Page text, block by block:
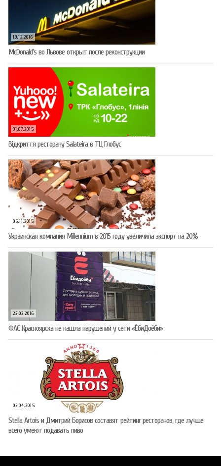
19.12.2016
McDonald’s во Львове открыт после реконструкции
01.07.2015
Відкриття ресторану Salateirа в ТЦ Глобус
05.11.2015
Украинская компания Millennium в 2015 году увеличила экспорт на 20%
22.02.2016
ФАС Красноярска не нашла нарушений у сети «ЁбиДоёби»
02.04.2015
Stella Artois и Дмитрий Борисов составят рейтинг ресторанов, где лучше
всего умеют подавать пиво